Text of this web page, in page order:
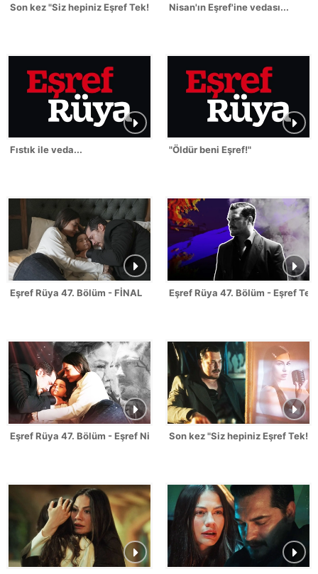
Son kez "Siz hepiniz Eşref Tek!" Nisan'ın Eşref'ine vedası...
Fıstık ile veda... "Öldür beni Eşref!"
Eşref Rüya 47. Bölüm - FİNAL Eşref Rüya 47. Bölüm - Eşref
Eşref Rüya 47. Bölüm - Eşref Nisan SahneleriSon kez "Siz hepiniz Eşref Tek!"